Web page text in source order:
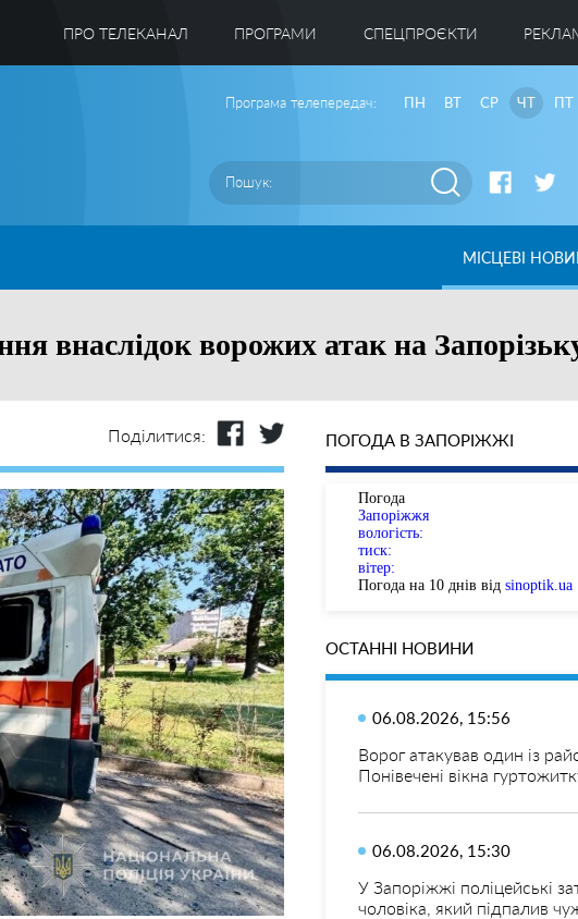
ПРО ТЕЛЕКАНАЛ ПРОГРАМИ CПЕЦПРОЄКТИ
Програма телепередач: ПН ВТ СР ЧТ ПТ
МІСЦЕВІ
внаслідок ворожих атак на
Поділитися: ПОГОДА В ЗАПОРІЖЖІ
Погода
Запоріжжя
вологість:
тиск:
вітер:
Погода на 10 днів від sinoptik.ua
ОСТАННІ НОВИНИ
06.08.2026, 15:56
Ворог атакував один із
Понівечені вікна
06.08.2026, 15:30
У Запоріжжі поліцейські
чоловіка, який підпалив